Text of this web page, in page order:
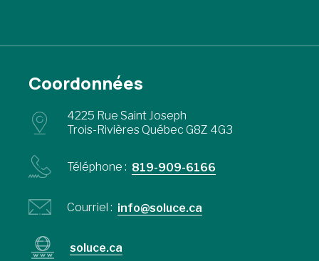
Coordonnées
4225 Rue Saint Joseph
Trois-Rivières Québec G8Z 4G3
Téléphone : 819-909-6166
Courriel : info@soluce.ca
soluce.ca